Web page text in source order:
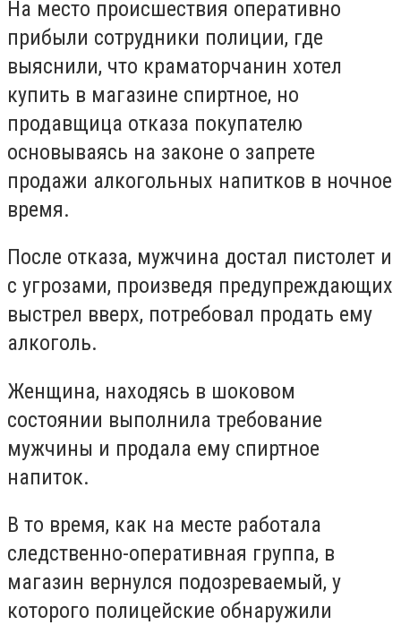
На место происшествия оперативно
прибыли сотрудники полиции, где
выяснили, что краматорчанин хотел
купить в магазине спиртное, но
продавщица отказа покупателю
основываясь на законе о запрете
продажи алкогольных напитков в ночное
время.
После отказа, мужчина достал пистолет и
с угрозами, произведя предупреждающих
выстрел вверх, потребовал продать ему
алкоголь.
Женщина, находясь в шоковом
состоянии выполнила требование
мужчины и продала ему спиртное
напиток.
В то время, как на месте работала
следственно-оперативная группа, в
магазин вернулся подозреваемый, у
которого полицейские обнаружили